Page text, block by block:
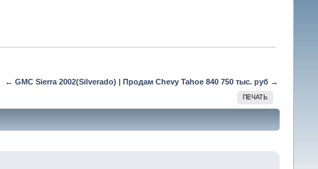
← GMC Sierra 2002(Silverado) |Продам Chevy Tahoe 840 750 тыс. руб →
ПЕЧАТЬ